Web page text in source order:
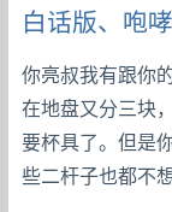
白话版、咆
你亮叔我有跟你
在地盘又分三块
要杯具了。但是
些二杆子也都不